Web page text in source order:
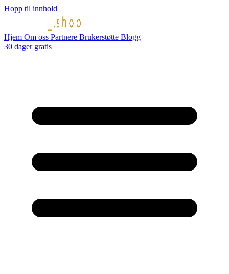
Hopp til innhold
Hjem Om oss Partnere Brukerstøtte Blogg
30 dager gratis